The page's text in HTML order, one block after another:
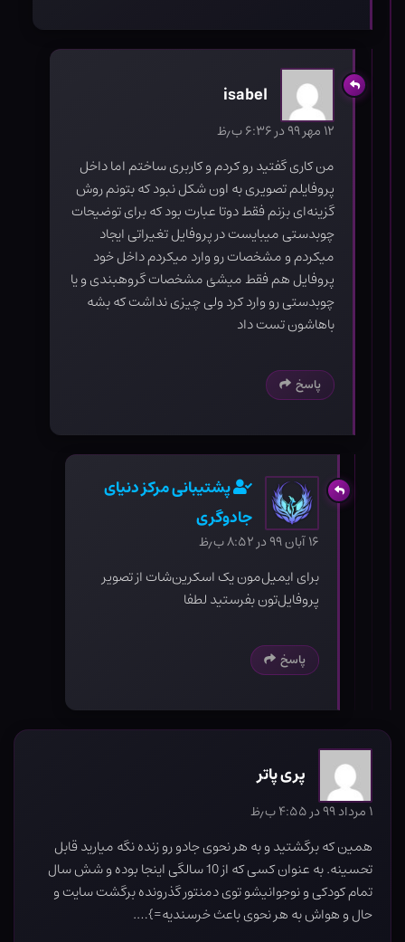
isabel
۱۲ مهر ۹۹ در ۶:۳۶ ب٫ظ
من کاری گفتید رو کردم و کاربری ساختم اما داخل
پروفایلم تصویری به اون شکل نبود که بتونم روش
گزینه‌ای بزنم فقط دوتا عبارت بود که برای توضیحات
چوبدستی میبایست در پروفایل تغیراتی ایجاد
میکردم و مشخصات رو وارد میکردم داخل خود
پروفایل هم فقط میشئ مشخصات گروهبندی و یا
چوبدستی رو وارد کرد ولی چیزی نداشت که بشه
باهاشون تست داد
پاسخ
پشتیبانی مرکز دنیای
جادوگری
۱۶ آبان ۹۹ در ۸:۵۲ ب٫ظ
برای ایمیل‌مون یک اسکرین‌شات از تصویر
پروفایل‌تون بفرستید لطفا
پاسخ
پری پاتر
۱ مرداد ۹۹ در ۴:۵۵ ب٫ظ
همین که برگشتید و به هر نحوی جادو رو زنده نگه میارید قابل
تحسینه. به عنوان کسی که از 10 سالگی اینجا بوده و شش سال
تمام کودکی و نوجوانیشو توی دمنتور گذرونده برگشت سایت و
حال و هواش به هر نحوی باعث خرسندیه=}….